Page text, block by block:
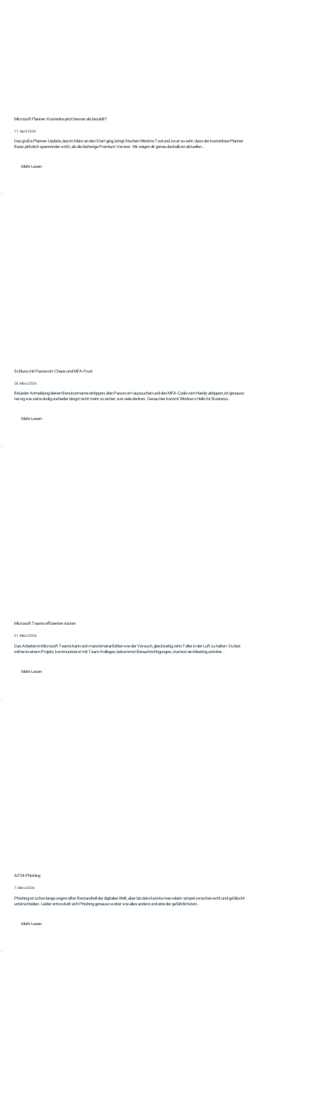
Microsoft Planner: Kostenlos jetzt besser als bezahlt?
11. April 2026
Das große Planner‑Update, das im März an den Start ging, bringt frischen Wind ins Tool und zwar so sehr, dass der kostenlose Planner
Basic plötzlich spannender wirkt, als die bisherige Premium‑Version. Wir zeigen dir genau deshalb im aktuellen...
Mehr Lesen
Schluss mit Passwort-Chaos und MFA-Frust
28. März 2026
Bei jeder Anmeldung deinen Benutzername eintippen, dein Passwort raussuchen und den MFA-Code vom Handy abtippen, ist genauso
nervig wie zeitwändig und leider längst nicht mehr so sicher, wie viele denken. Genau hier kommt Windows Hello for Business..
Mehr Lesen
Microsoft Teams effizienter nutzen
21. März 2026
Das Arbeiten in Microsoft Teams kann sich manchmal anfühlen wie der Versuch, gleichzeitig zehn Teller in der Luft zu halten. Du bist
mitten in einem Projekt, kommunizierst mit Team-Kollegen, bekommst Benachrichtigungen, startest ein Meeting und ehe...
Mehr Lesen
AiTM‑Phishing
7. März 2026
Phishing ist schon lange ungewollter Bestandteil der digitalen Welt, aber bis dato konnte man relativ simpel zwischen echt und gefälscht
unterscheiden. Leider entwickelt sich Phishing genauso weiter wie alles andere und eine der gefährlichsten...
Mehr Lesen